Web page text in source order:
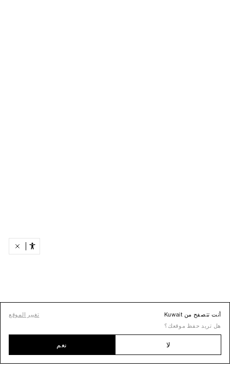
أنت تتصفح من Kuwait
تغيير الموقع
هل تريد حفظ موقعك؟
لا نعم